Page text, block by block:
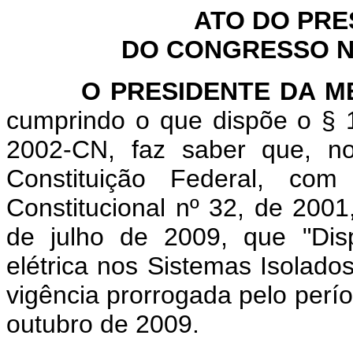
ATO DO
DO CONGRESSO
O PRESIDENTE DA
cumprindo o que dispõe o §
2002-CN, faz saber que,
Constituição Federal,
Constitucional nº 32, de
de julho de 2009, que
elétrica nos Sistemas
vigência prorrogada pelo
outubro de 2009.